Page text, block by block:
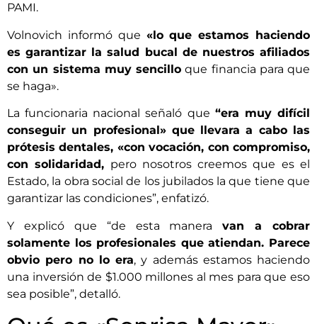
PAMI.
Volnovich informó que «lo que estamos haciendo
es garantizar la salud bucal de nuestros afiliados
con un sistema muy sencillo que financia para que
se haga».
La funcionaria nacional señaló que “era muy difícil
conseguir un profesional» que llevara a cabo las
prótesis dentales, «con vocación, con compromiso,
con solidaridad, pero nosotros creemos que es el
Estado, la obra social de los jubilados la que tiene que
garantizar las condiciones”, enfatizó.
Y explicó que “de esta maneravan a cobrar
solamente los profesionales que atiendan. Parece
obvio pero no lo era, y además estamos haciendo
una inversión de $1.000 millones al mes para que eso
sea posible”, detalló.